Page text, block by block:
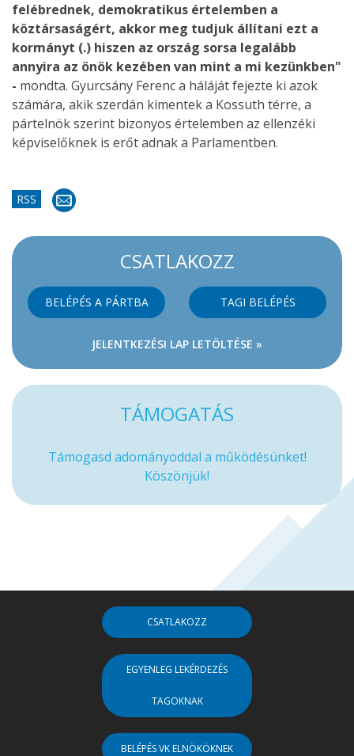
felébrednek, demokratikus értelemben a
köztársaságért, akkor meg tudjuk állítani ezt a
kormányt (.) hiszen az ország sorsa legalább
annyira az önök kezében van mint a mi kezünkben"
- mondta. Gyurcsány Ferenc a háláját fejezte ki azok
számára, akik szerdán kimentek a Kossuth térre, a
pártelnök szerint bizonyos értelemben az ellenzéki
képviselőknek is erőt adnak a Parlamentben.
RSS
CSATLAKOZZ
BELÉPÉS A PÁRTBA TAGI BELÉPÉS
JELENTKEZÉSI LAP LETÖLTÉSE »
TÁMOGATÁS
Támogasd adományoddal a működésünket!
Köszönjük!
CSATLAKOZZ
EGYENLEG LEKÉRDEZÉS
TAGOKNAK
BELÉPÉS VK ELNÖKÖKNEK